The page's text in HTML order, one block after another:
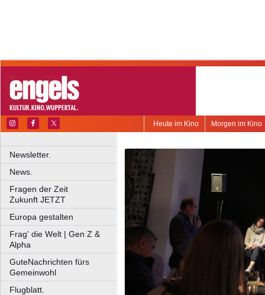
Morgen im Kino
Heute im Kino
Newsletter.
News.
Fragen der Zeit
Zukunft JETZT
Europa gestalten
Frag' die Welt | Gen Z &
Alpha
GuteNachrichten fürs
Gemeinwohl
Flugblatt.